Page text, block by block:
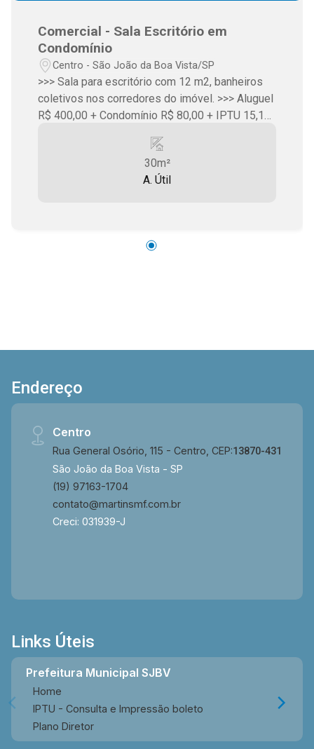
Comercial - Sala Escritório em
Condomínio
Centro - São João da Boa Vista/SP
>>> Sala para escritório com 12 m2, banheiros
coletivos nos corredores do imóvel. >>> Aluguel
R$ 400,00 + Condomínio R$ 80,00 + IPTU 15,16
30m²
A. Útil
Endereço
Centro
Rua General Osório, 115 - Centro, CEP:13870-431
São João da Boa Vista - SP
(19) 97163-1704
contato@martinsmf.com.br
Creci: 031939-J
Links Úteis
Prefeitura Municipal SJBV
Home
IPTU - Consulta e Impressão boleto
Plano Diretor